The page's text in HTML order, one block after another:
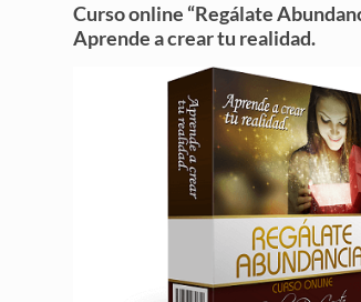
Curso online “Regálate
Aprende a crear tu realidad.